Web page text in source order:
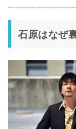
石原はなぜ